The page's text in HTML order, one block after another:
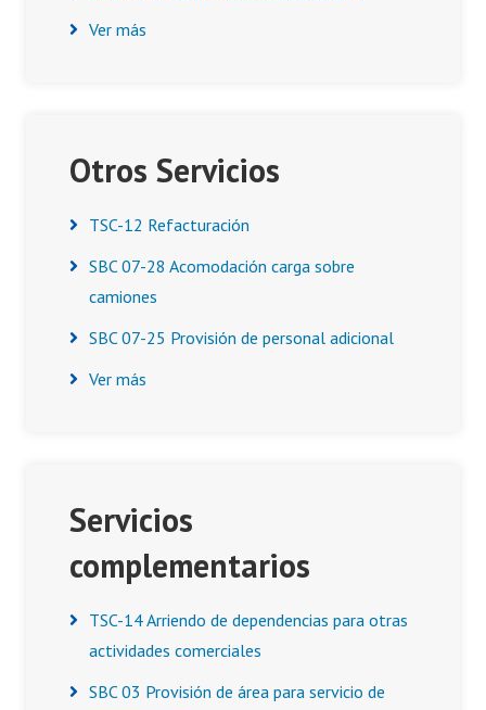
Ver más
Otros Servicios
TSC-12 Refacturación
SBC 07-28 Acomodación carga sobre
camiones
SBC 07-25 Provisión de personal adicional
Ver más
Servicios
complementarios
TSC-14 Arriendo de dependencias para otras
actividades comerciales
SBC 03 Provisión de área para servicio de